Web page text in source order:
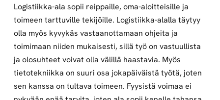
Logistiikka-ala sopii reippaille, oma-aloitteisille ja
toimeen tarttuville tekijöille. Logistiikka-alalla täytyy
olla myös kyvykäs vastaanottamaan ohjeita ja
toimimaan niiden mukaisesti, sillä työ on vastuullista
ja olosuhteet voivat olla välillä haastavia. Myös
tietotekniikka on suuri osa jokapäiväistä työtä, joten
sen kanssa on tultava toimeen. Fyysistä voimaa ei